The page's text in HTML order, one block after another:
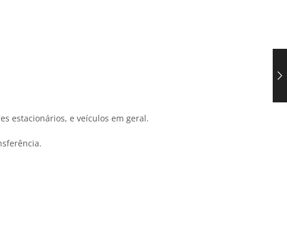
estacionários, e veículos em geral.